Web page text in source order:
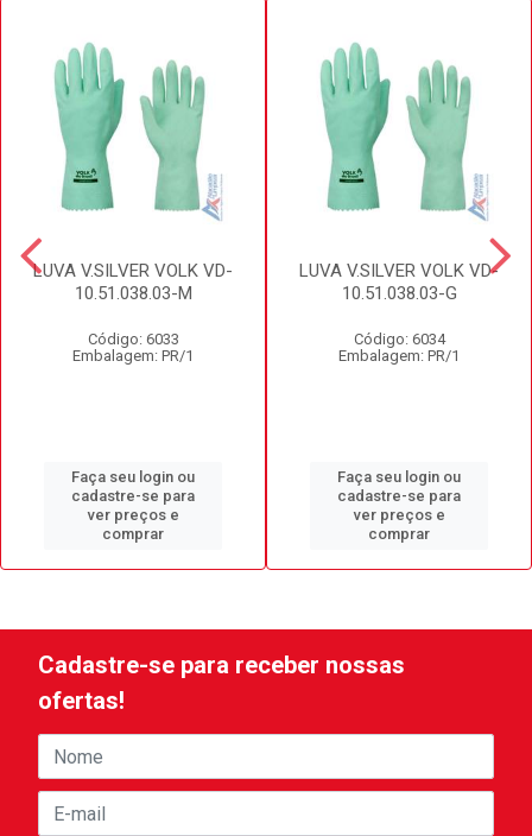
LUVA V.SILVER VOLK VD-
10.51.038.03-M
Código: 6033
Embalagem: PR/1
Faça seu login ou
cadastre-se para
ver preços e
comprar
LUVA V.SILVER VOLK VD-
10.51.038.03-G
Código: 6034
Embalagem: PR/1
Faça seu login ou
cadastre-se para
ver preços e
comprar
Cadastre-se para receber nossas
ofertas!